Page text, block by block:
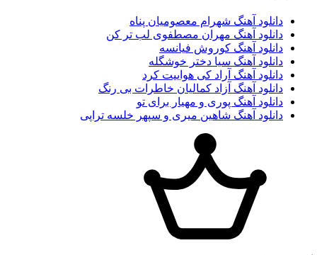
دانلود آهنگ شهرام معصومیان پناه
دانلود آهنگ مهران مصطفوی لب تر کن
دانلود آهنگ کوروش فیانسه
دانلود آهنگ سیا دختر خوشگله
دانلود آهنگ آراد کی هواییت کرد
دانلود آهنگ آزاد کمالیان خاطرات بی رنگ
دانلود آهنگ پوری و مهیار برای تو
دانلود آهنگ شاهین میری و سپهر خلسه تراپی